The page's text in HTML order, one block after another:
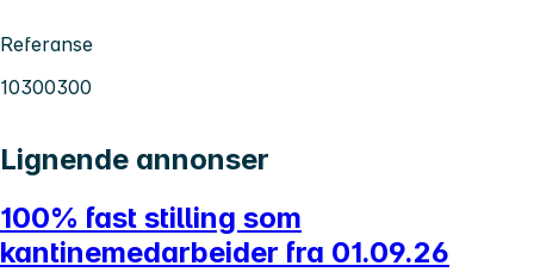
Referanse
10300300
Lignende annonser
100% fast stilling som
kantinemedarbeider fra 01.09.26